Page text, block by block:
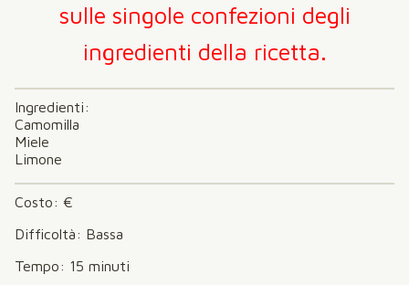
sulle singole confezioni degli
ingredienti della ricetta.
Ingredienti:
Camomilla
Miele
Limone
Costo: €
Difficoltà: Bassa
Tempo: 15 minuti